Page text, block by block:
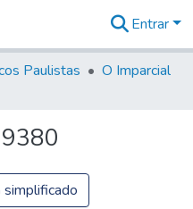
Entrar
Paulistas
O Imparcial